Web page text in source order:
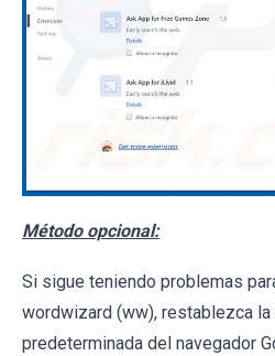
Método opcional:
Si sigue teniendo problemas
wordwizard (ww), restablezca la
predeterminada del navegador